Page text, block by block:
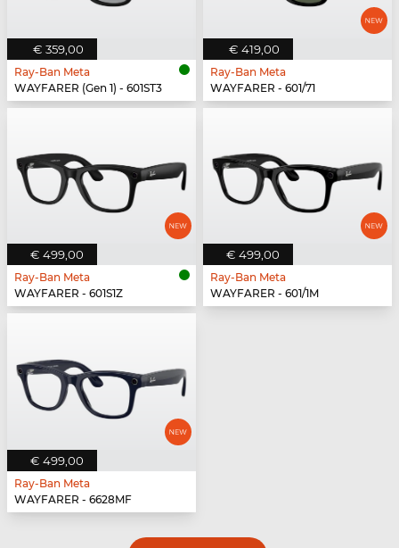
€ 359,00
Ray-Ban Meta
WAYFARER (Gen 1) - 601ST3
€ 419,00
Ray-Ban Meta
WAYFARER - 601/71
€ 499,00
Ray-Ban Meta
WAYFARER - 601S1Z
€ 499,00
Ray-Ban Meta
WAYFARER - 601/1M
€ 499,00
Ray-Ban Meta
WAYFARER - 6628MF